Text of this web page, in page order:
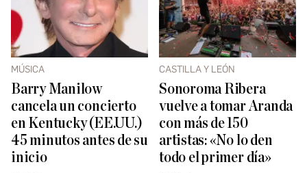
MÚSICA
Barry Manilow
cancela un concierto
en Kentucky (EE.UU.)
45 minutos antes de su
inicio
CASTILLA Y LEÓN
Sonoroma Ribera
vuelve a tomar Aranda
con más de 150
artistas: «No lo den
todo el primer día»